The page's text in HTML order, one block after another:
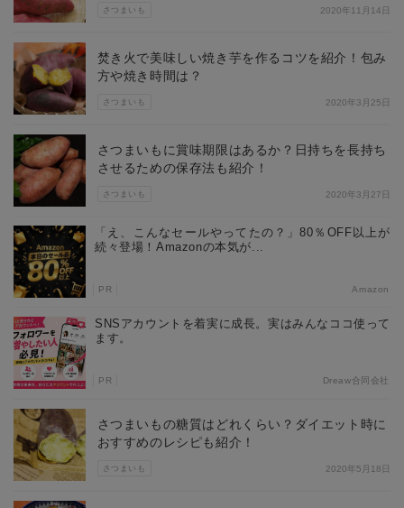
さつまいも 2020年11月14日
さつまいも
焚き火で美味しい焼き芋を作るコツを紹介！包み
方や焼き時間は？
2020年3月25日
さつまいも
さつまいもに賞味期限はあるか？日持ちを長持ち
させるための保存法も紹介！
2020年3月27日
「え、こんなセールやってたの？」80％OFF以上が
続々登場！Amazonの本気が...
PR Amazon
SNSアカウントを着実に成長。実はみんなココ使って
ます。
PR Dreaw合同会社
さつまいも
さつまいもの糖質はどれくらい？ダイエット時に
おすすめのレシピも紹介！
2020年5月18日